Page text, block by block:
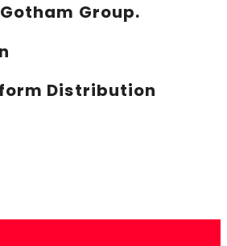
Group.
Distribution